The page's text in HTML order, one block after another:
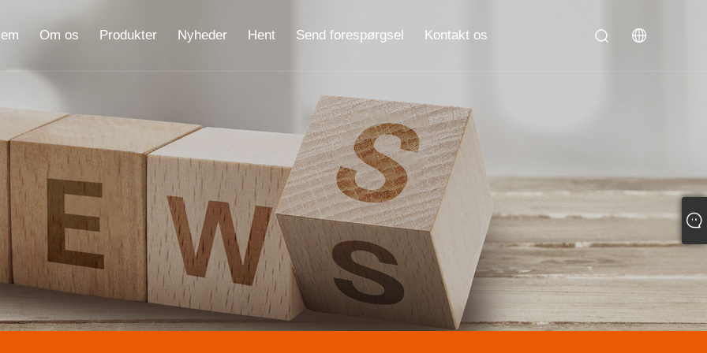
Om os Produkter Nyheder Hent Send forespørgsel Kontakt os